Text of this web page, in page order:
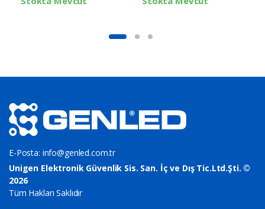
E-Posta: info@genled.com.tr
Unigen Elektronik Güvenlik Sis. San. İç ve Dış Tic.Ltd.Şti. ©
2026
Tüm Hakları Saklıdır